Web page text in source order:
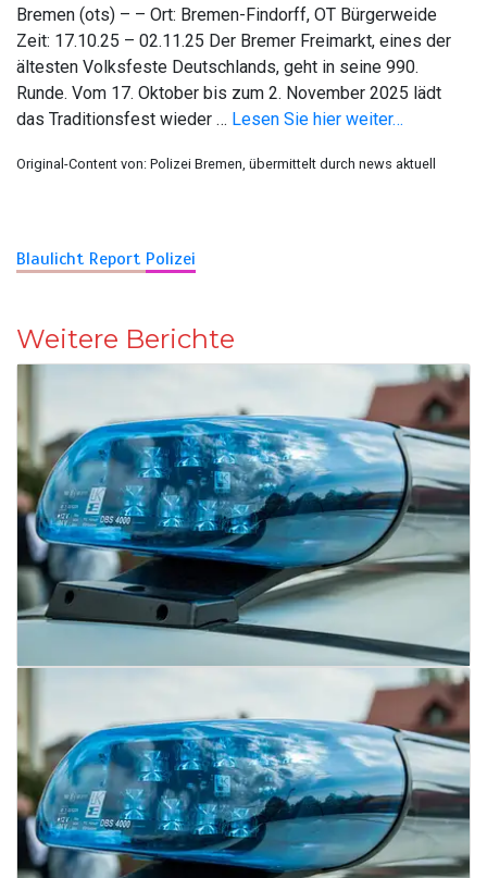
Bremen (ots) – – Ort: Bremen-Findorff, OT Bürgerweide
Zeit: 17.10.25 – 02.11.25 Der Bremer Freimarkt, eines der
ältesten Volksfeste Deutschlands, geht in seine 990.
Runde. Vom 17. Oktober bis zum 2. November 2025 lädt
das Traditionsfest wieder … Lesen Sie hier weiter…
Original-Content von: Polizei Bremen, übermittelt durch news aktuell
Blaulicht Report Polizei
Weitere Berichte